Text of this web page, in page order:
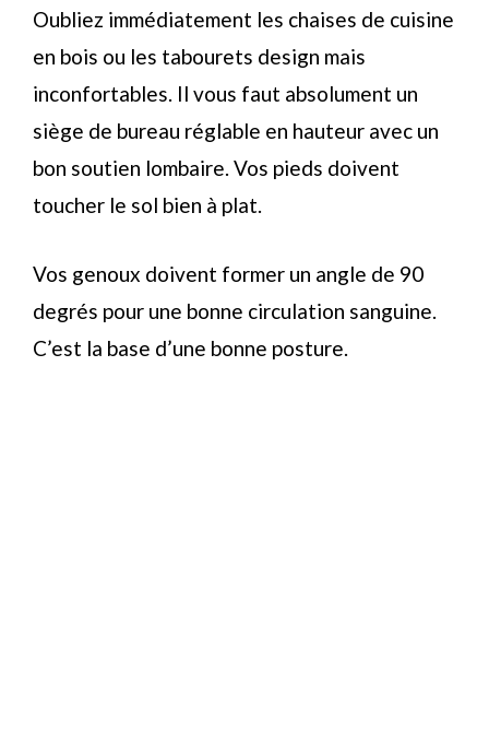
Oubliez immédiatement les chaises de cuisine
en bois ou les tabourets design mais
inconfortables. Il vous faut absolument un
siège de bureau réglable en hauteur avec un
bon soutien lombaire. Vos pieds doivent
toucher le sol bien à plat.
Vos genoux doivent former un angle de 90
degrés pour une bonne circulation sanguine.
C’est la base d’une bonne posture.